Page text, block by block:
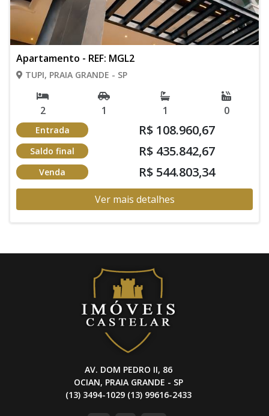
Apartamento - REF: MGL2
TUPI, PRAIA GRANDE - SP
2 1 1 0
Entrada R$ 108.960,67
Saldo final R$ 435.842,67
Venda R$ 544.803,34
Ver mais detalhes
AV. DOM PEDRO II, 86
OCIAN, PRAIA GRANDE - SP
(13) 3494-1029 (13) 99616-2433